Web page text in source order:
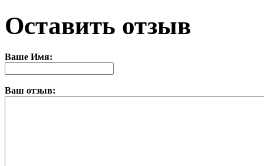
Оставить отзыв
Ваше Имя:
Ваш отзыв: